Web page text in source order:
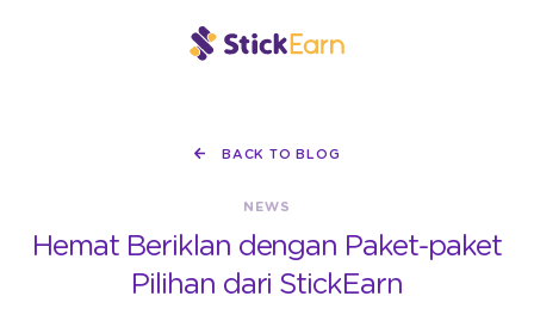
BACK TO BLOG
NEWS
Hemat Beriklan dengan Paket-paket
Pilihan dari StickEarn